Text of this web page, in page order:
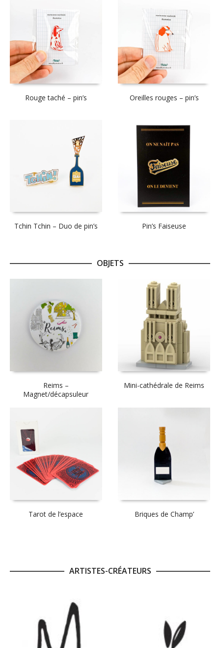
Rouge taché – pin’s Oreilles rouges – pin’s
Tchin Tchin – Duo de pin’s Pin’s Faiseuse
OBJETS
Reims –
Magnet/décapsuleur
Mini-cathédrale de Reims
Tarot de l’espace Briques de Champ’
ARTISTES-CRÉATEURS